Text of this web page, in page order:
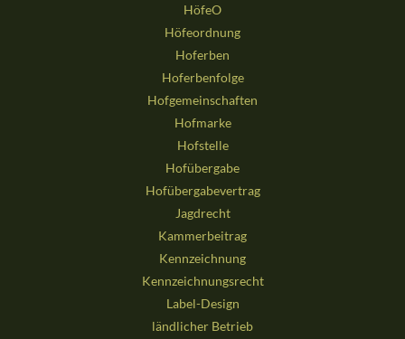
HöfeO
Höfeordnung
Hoferben
Hoferbenfolge
Hofgemeinschaften
Hofmarke
Hofstelle
Hofübergabe
Hofübergabevertrag
Jagdrecht
Kammerbeitrag
Kennzeichnung
Kennzeichnungsrecht
Label-Design
ländlicher Betrieb